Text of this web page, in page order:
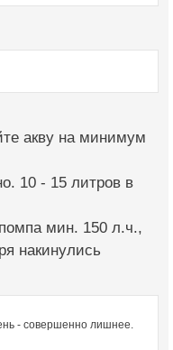
акву на минимум
10 - 15 литров в
мин. 150 л.ч.,
накинулись
- совершенно лишнее.